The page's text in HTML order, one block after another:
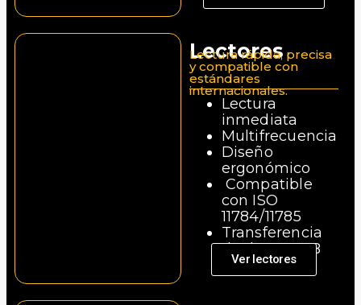
Lectores
Lectura rápida, precisa
y compatible con
estándares
internacionales.
Lectura
inmediata
Multifrecuencia
Diseño
ergonómico
Compatible
con ISO
11784/11785
Transferencia
de datos USB
Ver lectores